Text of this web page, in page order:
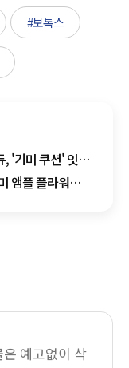
#보톡스
, '기미 쿠션' 잇는
앰플 플라워